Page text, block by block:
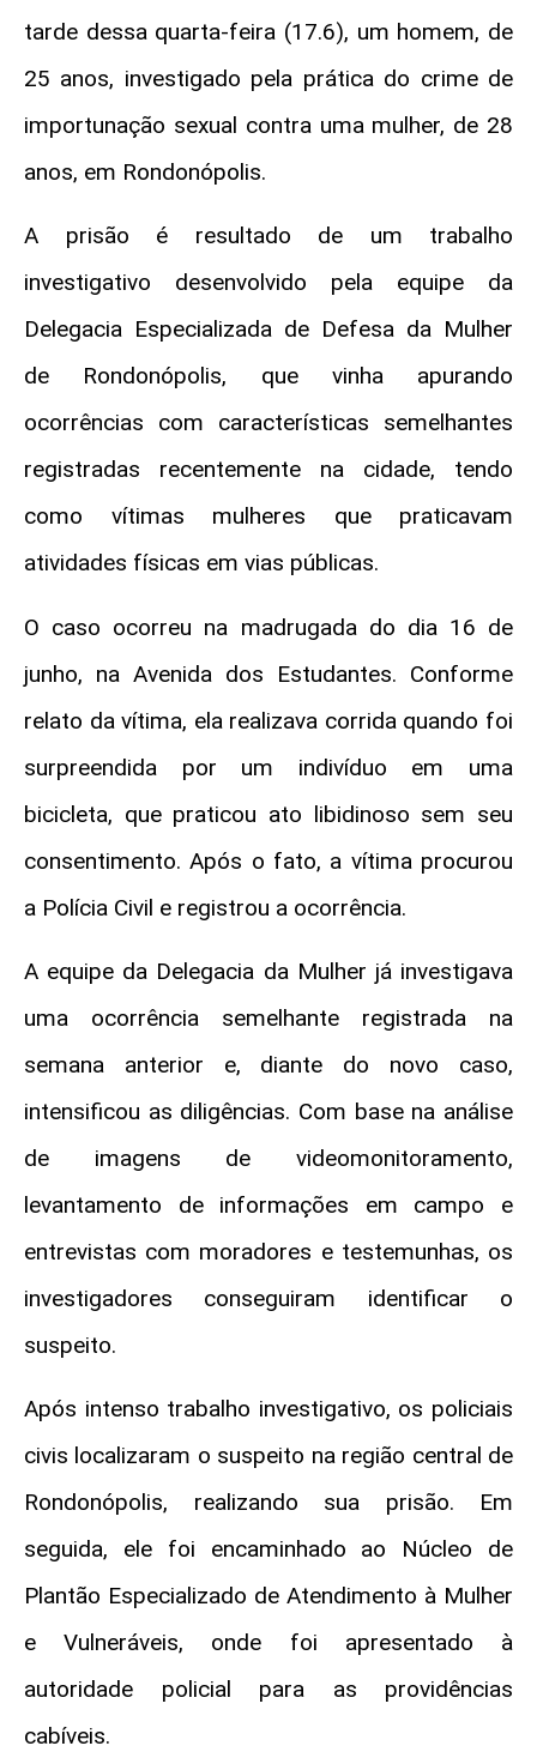
tarde dessa quarta-feira (17.6), um homem, de
25 anos, investigado pela prática do crime de
importunação sexual contra uma mulher, de 28
anos, em Rondonópolis.
A prisão é resultado de um trabalho
investigativo desenvolvido pela equipe da
Delegacia Especializada de Defesa da Mulher
de Rondonópolis, que vinha apurando
ocorrências com características semelhantes
registradas recentemente na cidade, tendo
como vítimas mulheres que praticavam
atividades físicas em vias públicas.
O caso ocorreu na madrugada do dia 16 de
junho, na Avenida dos Estudantes. Conforme
relato da vítima, ela realizava corrida quando foi
surpreendida por um indivíduo em uma
bicicleta, que praticou ato libidinoso sem seu
consentimento. Após o fato, a vítima procurou
a Polícia Civil e registrou a ocorrência.
A equipe da Delegacia da Mulher já investigava
uma ocorrência semelhante registrada na
semana anterior e, diante do novo caso,
intensificou as diligências. Com base na análise
de imagens de videomonitoramento,
levantamento de informações em campo e
entrevistas com moradores e testemunhas, os
investigadores conseguiram identificar o
suspeito.
Após intenso trabalho investigativo, os policiais
civis localizaram o suspeito na região central de
Rondonópolis, realizando sua prisão. Em
seguida, ele foi encaminhado ao Núcleo de
Plantão Especializado de Atendimento à Mulher
e Vulneráveis, onde foi apresentado à
autoridade policial para as providências
cabíveis.